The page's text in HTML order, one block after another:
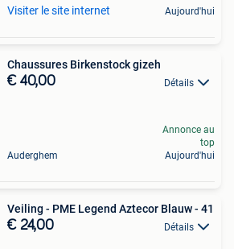
Visiter le site internet Aujourd'hui
Chaussures Birkenstock gizeh
€ 40,00 Détails
Auderghem
Annonce au
top
Aujourd'hui
Veiling - PME Legend Aztecor Blauw - 41
€ 24,00 Détails